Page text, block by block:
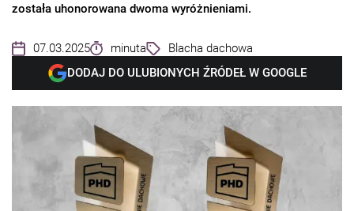
została uhonorowana dwoma wyróżnieniami.
07.03.2025 minuta
Blacha dachowa
DODAJ DO ULUBIONYCH ŹRÓDEŁ W GOOGLE